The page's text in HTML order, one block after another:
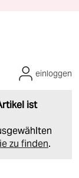
ist
zu finden.
einloggen